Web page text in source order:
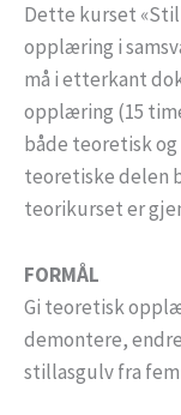
Dette kurset
opplæring i
må i etterkant
opplæring (15
både teoretisk
teoretiske delen
teorikurset er
FORMÅL
Gi teoretisk
demontere,
stillasgulv fra